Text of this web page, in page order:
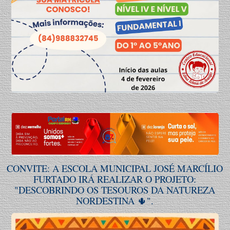
CONVITE: A ESCOLA MUNICIPAL JOSÉ MARCÍLIO
FURTADO IRÁ REALIZAR O PROJETO:
"DESCOBRINDO OS TESOUROS DA NATUREZA
NORDESTINA 🌵".